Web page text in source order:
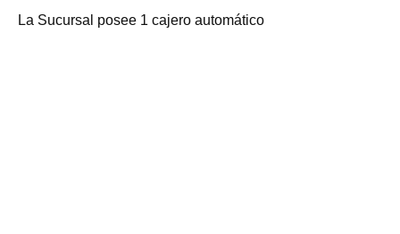
La Sucursal posee 1 cajero automático